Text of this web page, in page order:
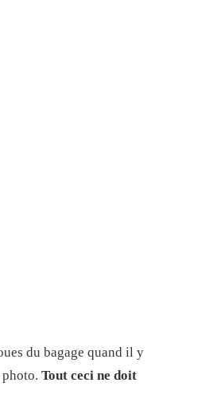
du bagage quand il y
Tout ceci ne doit